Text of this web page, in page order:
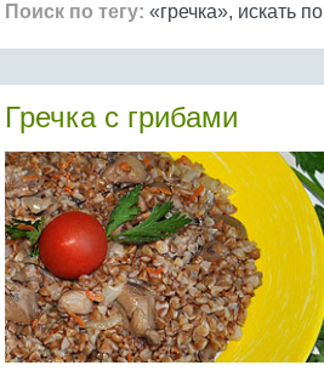
Поиск по тегу: «гречка», искать по
Гречка с грибами